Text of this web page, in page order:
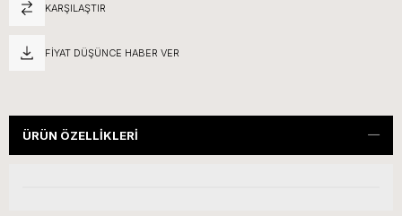
KARŞILAŞTIR
FIYAT DÜŞÜNCE HABER VER
ÜRÜN ÖZELLIKLERI